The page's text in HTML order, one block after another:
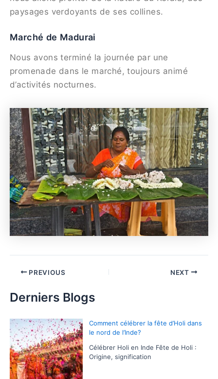
paysages verdoyants de ses collines.
Marché de Madurai
Nous avons terminé la journée par une
promenade dans le marché, toujours animé
d’activités nocturnes.
PREVIOUS NEXT
Derniers Blogs
Comment célébrer la fête d’Holi dans
le nord de l’Inde?
Célébrer Holi en Inde Fête de Holi :
Origine, signification